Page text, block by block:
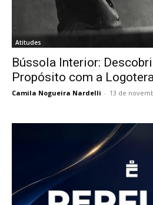
Atitudes
Bússola Interior:
Propósito com a
Camila Nogueira Nardelli - 13 de